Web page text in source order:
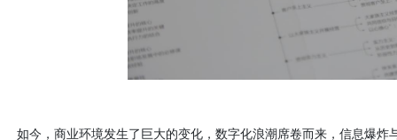
如今，商业环境发生了巨大的变化，数字化浪潮席卷而来，信息爆